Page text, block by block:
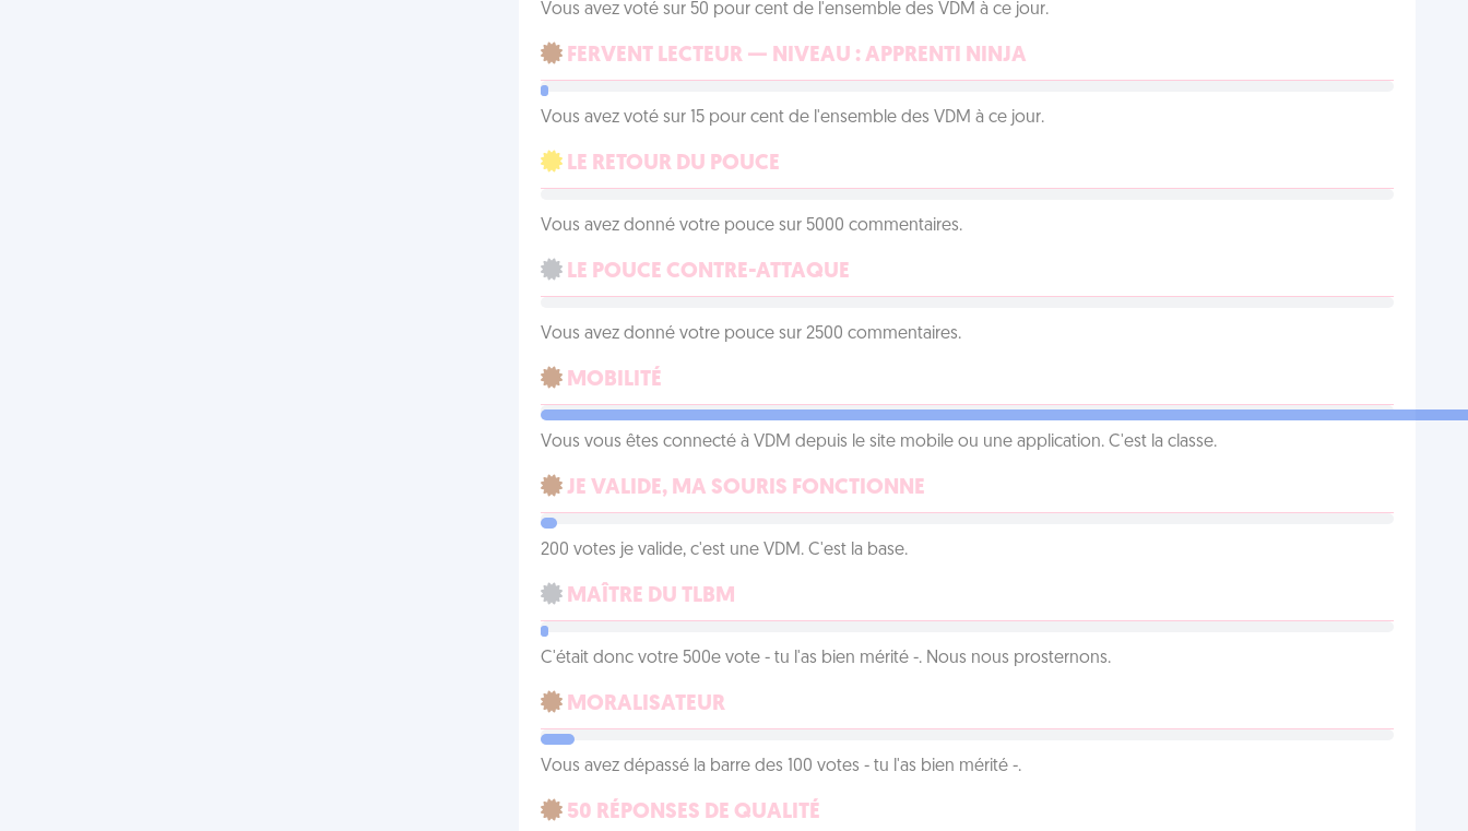
Vous avez voté sur 50 pour cent de l'ensemble des VDM à ce jour.
FERVENT LECTEUR — NIVEAU : APPRENTI NINJA
Vous avez voté sur 15 pour cent de l'ensemble des VDM à ce jour.
LE RETOUR DU POUCE
Vous avez donné votre pouce sur 5000 commentaires.
LE POUCE CONTRE-ATTAQUE
Vous avez donné votre pouce sur 2500 commentaires.
MOBILITÉ
Vous vous êtes connecté à VDM depuis le site mobile ou une application. C'est la classe.
JE VALIDE, MA SOURIS FONCTIONNE
200 votes je valide, c'est une VDM. C'est la base.
MAÎTRE DU TLBM
C'était donc votre 500e vote - tu l'as bien mérité -. Nous nous prosternons.
MORALISATEUR
Vous avez dépassé la barre des 100 votes - tu l'as bien mérité -.
50 RÉPONSES DE QUALITÉ